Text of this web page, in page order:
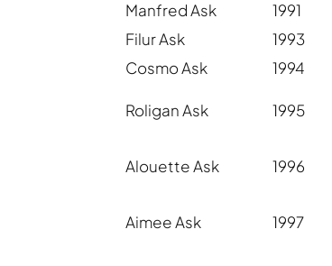
Manfred Ask
1991
Filur Ask
1993
Cosmo Ask
1994
Roligan Ask 1995
Alouette Ask 1996
Aimee Ask 1997